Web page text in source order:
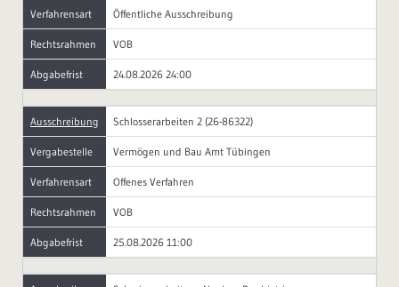
Verfahrensart Öffentliche Ausschreibung
Rechtsrahmen VOB
Abgabefrist 24.08.2026 24:00
Ausschreibung Schlosserarbeiten 2 (26-86322)
Vergabestelle Vermögen und Bau Amt Tübingen
Verfahrensart Offenes Verfahren
Rechtsrahmen VOB
Abgabefrist 25.08.2026 11:00